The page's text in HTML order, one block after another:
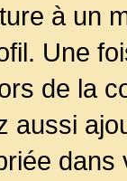
à un
Une
de la
aussi